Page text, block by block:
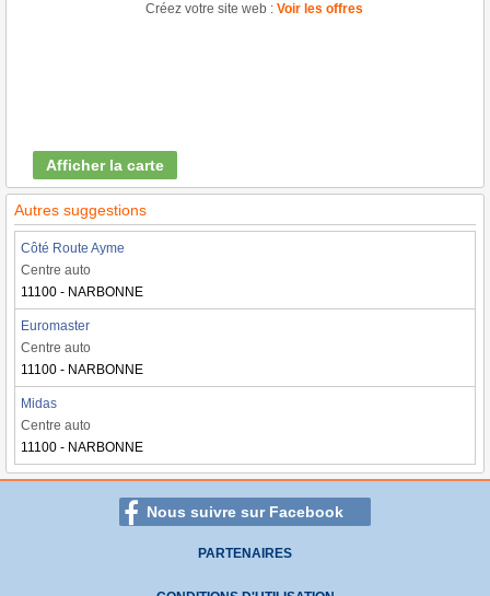
Créez votre site web : Voir les offres
Afficher la carte
Autres suggestions
Côté Route Ayme
Centre auto
11100 - NARBONNE
Euromaster
Centre auto
11100 - NARBONNE
Midas
Centre auto
11100 - NARBONNE
Nous suivre sur Facebook
PARTENAIRES